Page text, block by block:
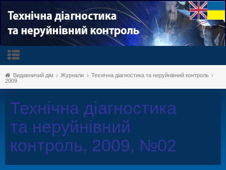
Видавничий дім Журнали
Технічна діагностика та неруйнівний контроль
2009
Технічна діагностика
та неруйнівний
контроль, 2009, №02